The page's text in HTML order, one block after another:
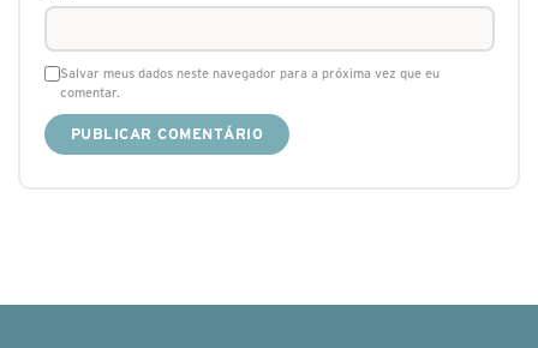
Salvar meus dados neste navegador para a próxima vez que eu
comentar.